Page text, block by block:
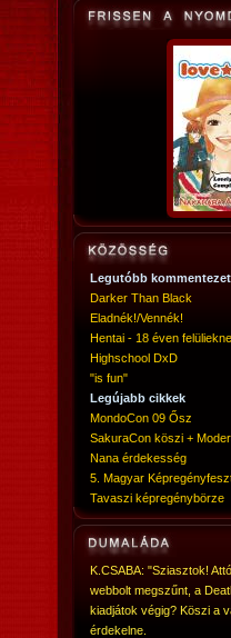
Legutóbb
Darker Than Black
Eladnék!/Vennék!
Hentai - 18 éven
Highschool DxD
"is fun"
Legújabb cikkek
MondoCon 09 Ősz
SakuraCon köszi +
Nana érdekesség
5. Magyar
Tavaszi képregénybörze
K.CSABA: "Sziasztok!
webbolt megszűnt, a
kiadjátok végig? Köszi a
érdekelne.